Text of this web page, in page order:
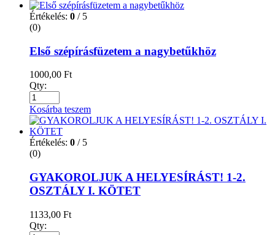
Értékelés: 0 / 5
(0)
Első szépírásfüzetem a nagybetűkhöz
1000,00 Ft
Qty:
Kosárba teszem
Értékelés: 0 / 5
(0)
GYAKOROLJUK A HELYESÍRÁST! 1-2.
OSZTÁLY I. KÖTET
1133,00 Ft
Qty: